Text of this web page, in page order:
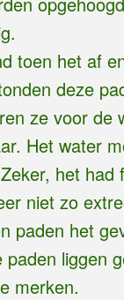
toen het af
deze
ze voor de
Het water
het had
niet zo
paden het
liggen
merken.